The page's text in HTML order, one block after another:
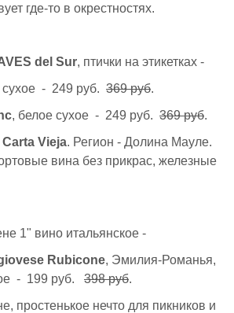
где-то в окрестностях.
del Sur, птички на этикетках -
сухое - 249 руб. 369 руб.
, белое сухое - 249 руб. 369 руб.
Vieja. Регион - Долина Мауле.
вина без прикрас, железные
1" вино итальянское -
Rubicone, Эмилия-Романья,
- 199 руб. 398 руб.
простенькое нечто для пикников и